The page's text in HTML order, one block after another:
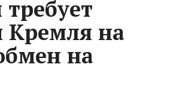
Кремля на
на